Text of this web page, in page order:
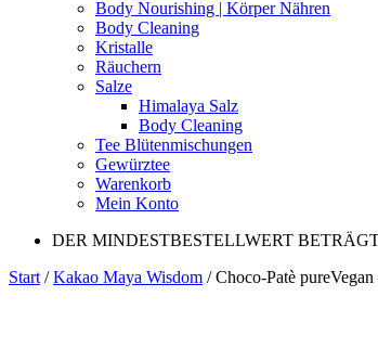
Body Nourishing | Körper Nähren
Body Cleaning
Kristalle
Räuchern
Salze
Himalaya Salz
Body Cleaning
Tee Blütenmischungen
Gewürztee
Warenkorb
Mein Konto
DER MINDESTBESTELLWERT
Start /Kakao Maya Wisdom / Choco-Patè